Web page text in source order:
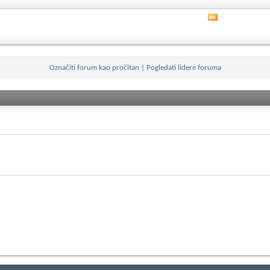
ovog
ovog
Označiti forum kao pročitan Pogledati lidere foruma